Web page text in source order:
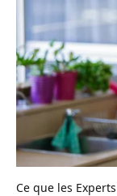
Ce que les